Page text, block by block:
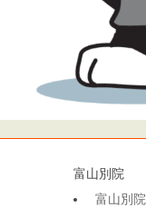
富山別院
富山別